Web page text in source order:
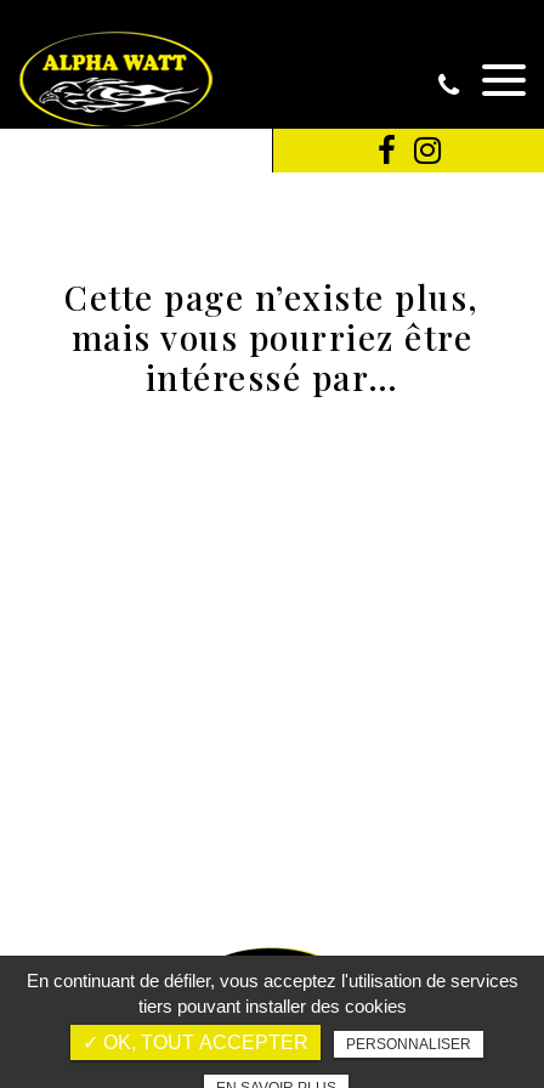
Cette page n’existe plus,
mais vous pourriez être
intéressé par…
En continuant de défiler, vous acceptez l'utilisation de services
tiers pouvant installer des cookies
✓ OK, TOUT ACCEPTER
PERSONNALISER